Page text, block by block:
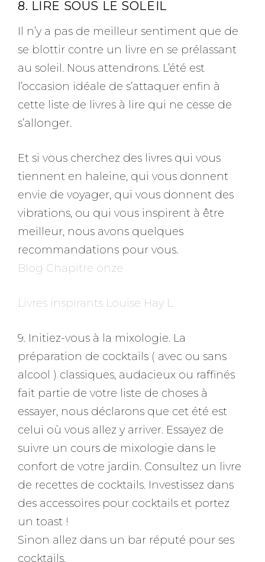
8. LIRE SOUS LE SOLEIL
Il n’y a pas de meilleur sentiment que de
se blottir contre un livre en se prélassant
au soleil. Nous attendrons. L’été est
l’occasion idéale de s’attaquer enfin à
cette liste de livres à lire qui ne cesse de
s’allonger.
Et si vous cherchez des livres qui vous
tiennent en haleine, qui vous donnent
envie de voyager, qui vous donnent des
vibrations, ou qui vous inspirent à être
meilleur, nous avons quelques
recommandations pour vous.
Blog Chapitre onze
Livres inspirants Louise Hay L
9. Initiez-vous à la mixologie. La
préparation de cocktails ( avec ou sans
alcool ) classiques, audacieux ou raffinés
fait partie de votre liste de choses à
essayer, nous déclarons que cet été est
celui où vous allez y arriver. Essayez de
suivre un cours de mixologie dans le
confort de votre jardin. Consultez un livre
de recettes de cocktails. Investissez dans
des accessoires pour cocktails et portez
un toast !
Sinon allez dans un bar réputé pour ses
cocktails.